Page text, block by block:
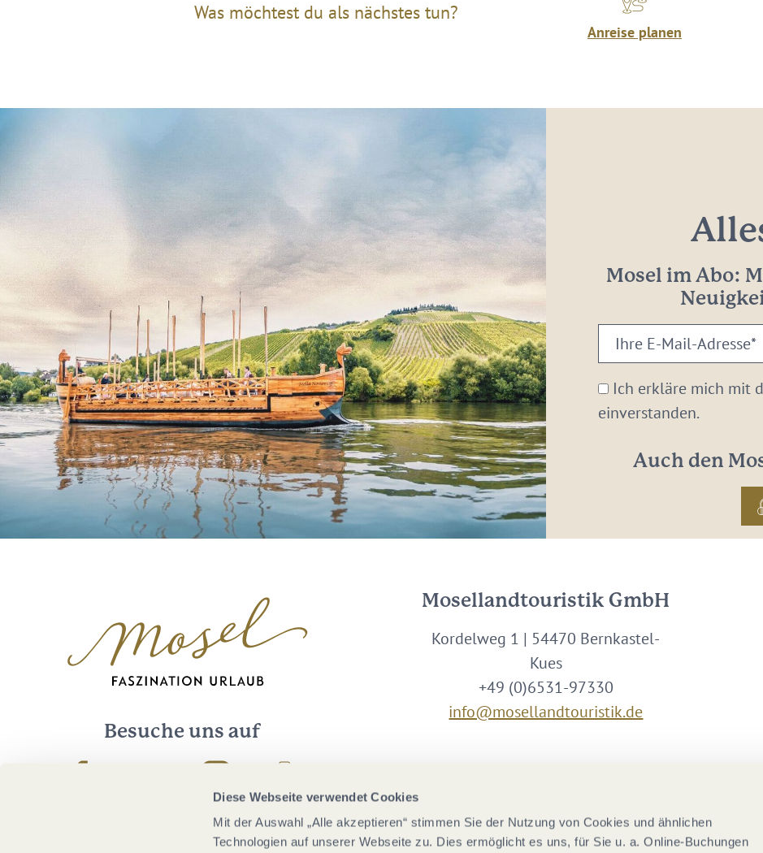
Diese Webseite verwendet Cookies
Mit der Auswahl „Alle akzeptieren“ stimmen Sie der Nutzung von Cookies und ähnlichen
Technologien auf unserer Webseite zu. Dies ermöglicht es uns, für Sie u. a. Online-Buchungen
Was möchtest du als nächstes tun?
Anreise planen
Mosel im Abo:
Ihre
E-
Mail-
Adresse:
Ich erkläre mich mit
einverstanden.
Auch den
Besuche uns auf
Mosellandtouristik GmbH
Kordelweg 1 | 54470 Bernkastel-
Kues
+49 (0)6531-97330
info@mosellandtouristik.de